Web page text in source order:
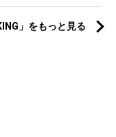
」をもっと見る